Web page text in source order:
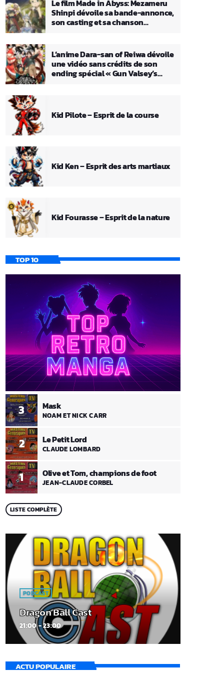
Le film Made in Abyss: Mezameru
Shinpi dévoile sa bande-annonce,
son casting et sa chanson
L’anime Dara-san of Reiwa dévoile
une vidéo sans crédits de son
ending spécial « Gun Valsey’s
Kid Pilote – Esprit de la course
Kid Ken – Esprit des arts martiaux
Kid Fourasse – Esprit de la nature
TOP 10
1 Olive et Tom, champions de foot
JEAN-CLAUDE CORBEL
2 Le Petit Lord
CLAUDE LOMBARD
3 Mask
NOAM ET NICK CARR
LISTE COMPLÈTE
PODCAST
Dragon Ball Cast
21:00 - 23:00
ACTU POPULAIRE